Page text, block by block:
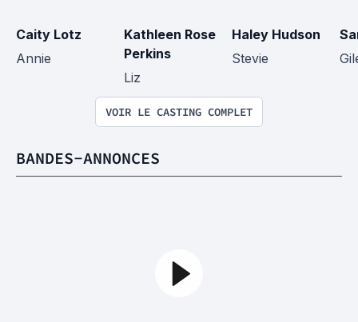
Caity Lotz
Annie
Kathleen Rose
Perkins
Liz
Haley Hudson
Stevie
VOIR LE CASTING COMPLET
BANDES-ANNONCES